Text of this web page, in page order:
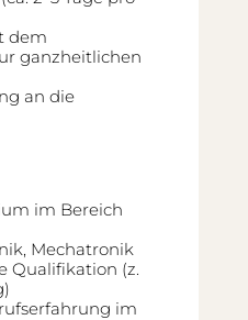
dem
ganzheitlichen
an die
im Bereich
Mechatronik
Qualifikation (z.
im